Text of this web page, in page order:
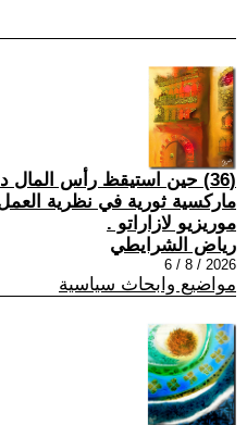
(36) حين استيقظ رأس المال
ماركسية ثورية في نظرية
موريزيو لازاراتو .
رياض الشرايطي
2026 / 8 / 6
مواضيع وابحاث سياسية